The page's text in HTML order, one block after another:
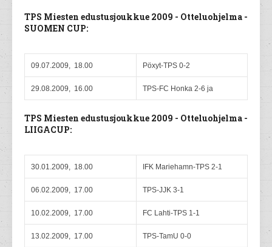
TPS Miesten edustusjoukkue 2009 - Otteluohjelma -
SUOMEN CUP:
09.07.2009, 18.00 Pöxyt-TPS 0-2
29.08.2009, 16.00 TPS-FC Honka 2-6 ja
TPS Miesten edustusjoukkue 2009 - Otteluohjelma -
LIIGACUP:
30.01.2009, 18.00 IFK Mariehamn-TPS 2-1
06.02.2009, 17.00 TPS-JJK 3-1
10.02.2009, 17.00 FC Lahti-TPS 1-1
13.02.2009, 17.00 TPS-TamU 0-0